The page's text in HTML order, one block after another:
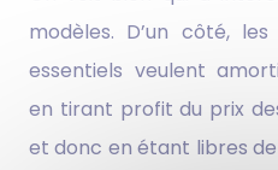
modèles. D’un côté,
essentiels veulent
en tirant profit du prix
et donc en étant libres